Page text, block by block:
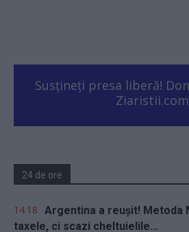
Susțineți presa liberă!
24 de ore
14.18 Argentina a reușit! Metoda
taxele, ci scazi cheltuielile...